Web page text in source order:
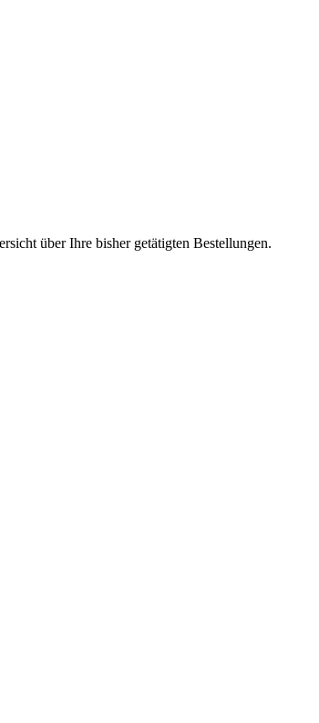
über Ihre bisher getätigten Bestellungen.